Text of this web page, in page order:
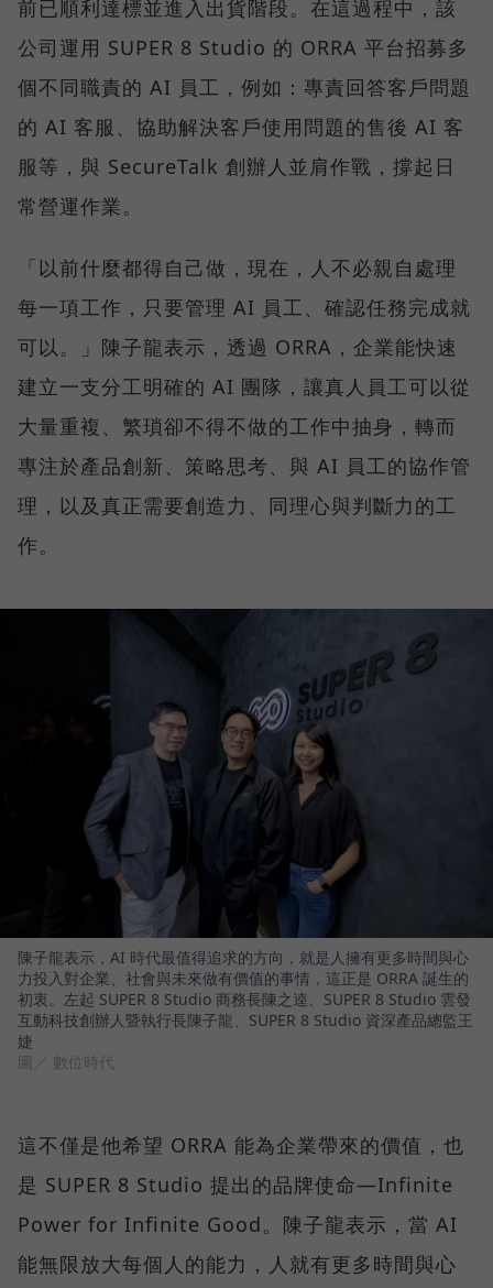
前已順利達標並進入出貨階段。在這過程中，該
公司運用 SUPER 8 Studio 的 ORRA 平台招募多
個不同職責的 AI 員工，例如：專責回答客戶問題
的 AI 客服、協助解決客戶使用問題的售後 AI 客
服等，與 SecureTalk 創辦人並肩作戰，撐起日
常營運作業。
「以前什麼都得自己做，現在，人不必親自處理
每一項工作，只要管理 AI 員工、確認任務完成就
可以。」陳子龍表示，透過 ORRA，企業能快速
建立一支分工明確的 AI 團隊，讓真人員工可以從
大量重複、繁瑣卻不得不做的工作中抽身，轉而
專注於產品創新、策略思考、與 AI 員工的協作管
理，以及真正需要創造力、同理心與判斷力的工
作。
陳子龍表示，AI 時代最值得追求的方向，就是人擁有更多時間與心
力投入對企業、社會與未來做有價值的事情，這正是 ORRA 誕生的
初衷。左起 SUPER 8 Studio 商務長陳之逵、SUPER 8 Studio 雲發
互動科技創辦人暨執行長陳子龍、SUPER 8 Studio 資深產品總監王
婕
圖／ 數位時代
這不僅是他希望 ORRA 能為企業帶來的價值，也
是 SUPER 8 Studio 提出的品牌使命—Infinite
Power for Infinite Good。陳子龍表示，當 AI
能無限放大每個人的能力，人就有更多時間與心